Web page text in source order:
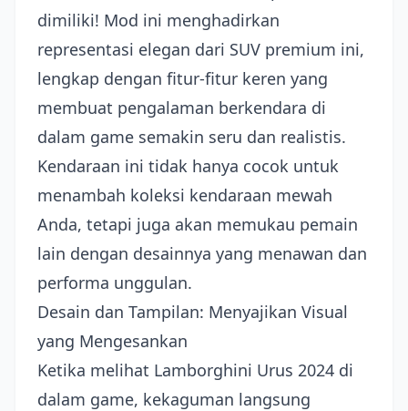
dimiliki! Mod ini menghadirkan
representasi elegan dari SUV premium ini,
lengkap dengan fitur-fitur keren yang
membuat pengalaman berkendara di
dalam game semakin seru dan realistis.
Kendaraan ini tidak hanya cocok untuk
menambah koleksi kendaraan mewah
Anda, tetapi juga akan memukau pemain
lain dengan desainnya yang menawan dan
performa unggulan.
Desain dan Tampilan: Menyajikan Visual
yang Mengesankan
Ketika melihat Lamborghini Urus 2024 di
dalam game, kekaguman langsung